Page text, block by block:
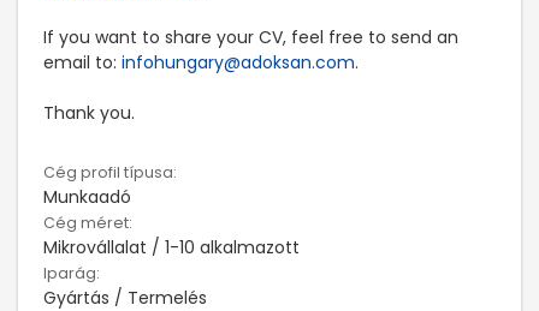
If you want to share your CV, feel free to send an
email to: infohungary@adoksan.com.
Thank you.
Cég profil típusa:
Munkaadó
Cég méret:
Mikrovállalat / 1-10 alkalmazott
Iparág:
Gyártás / Termelés